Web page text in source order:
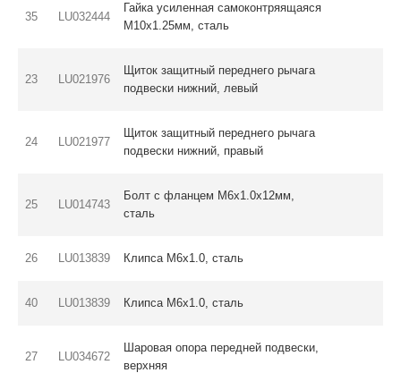
35 LU032444
Гайка усиленная самоконтряящаяся
M10x1.25мм, сталь
23 LU021976
Щиток защитный переднего рычага
подвески нижний, левый
24 LU021977
Щиток защитный переднего рычага
подвески нижний, правый
25 LU014743
Болт с фланцем M6х1.0х12мм,
сталь
26 LU013839 Клипса M6х1.0, сталь
40 LU013839 Клипса M6х1.0, сталь
27 LU034672
Шаровая опора передней подвески,
верхняя